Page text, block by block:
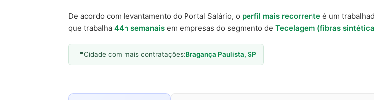
De acordo com levantamento do Portal Salário, o perfil mais recorrente é um
que trabalha 44h semanais em empresas do segmento de Tecelagem (fibras
Cidade com mais contratações:Bragança Paulista, SP